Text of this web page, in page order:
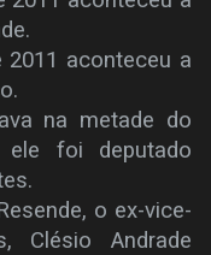
aconteceu a
na metade do
foi deputado
o ex-vice-
Clésio Andrade